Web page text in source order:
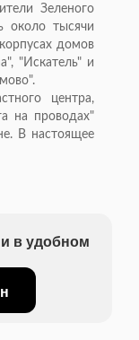
Зеленого
около тысячи
домов
"Искатель" и
центра,
на проводах"
В настоящее
в удобном